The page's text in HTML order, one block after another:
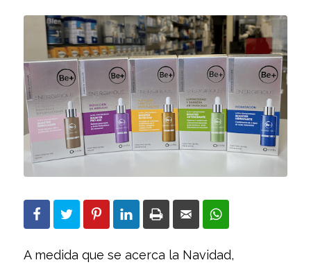
A medida que se acerca la Navidad,